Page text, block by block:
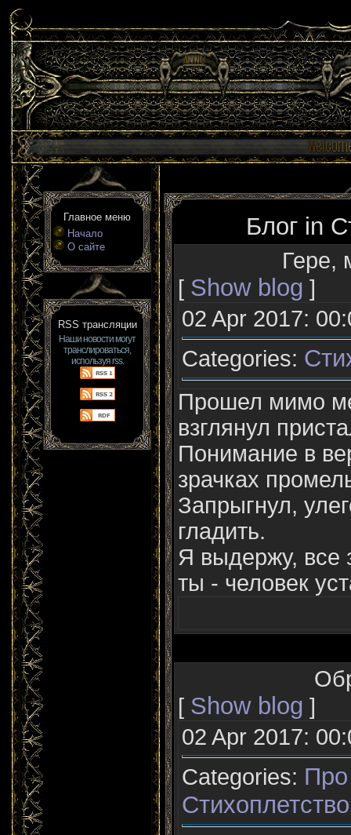
Главное меню
Начало
О сайте
RSS трансляции
Наши новости могут
транслироваться,
используя rss.
Блог in
Гере,
[ Show blog ]
02 Apr 2017:
Categories:
Прошел мимо
взглянул
Понимание в
зрачках
Запрыгнул,
гладить.
Я выдержу, все
ты - человек
[ Show blog ]
02 Apr 2017:
Categories:
Стихоплетство